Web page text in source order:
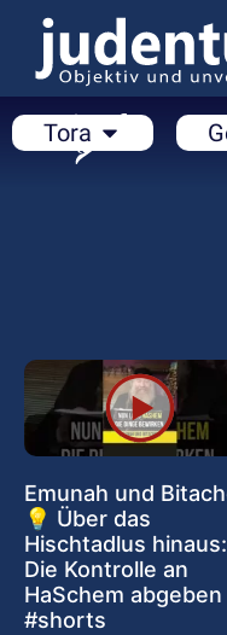
Tora
Emunah und
💡 Über das
Hischtadlus hinaus:
Die Kontrolle an
HaSchem abgeben
#shorts